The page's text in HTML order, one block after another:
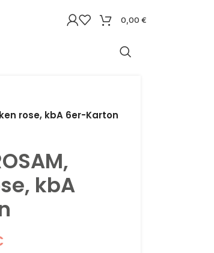
0,00 €
rose, kbA 6er-Karton
kbA